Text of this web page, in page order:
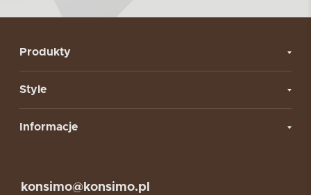
Produkty
Style
Informacje
konsimo@konsimo.pl